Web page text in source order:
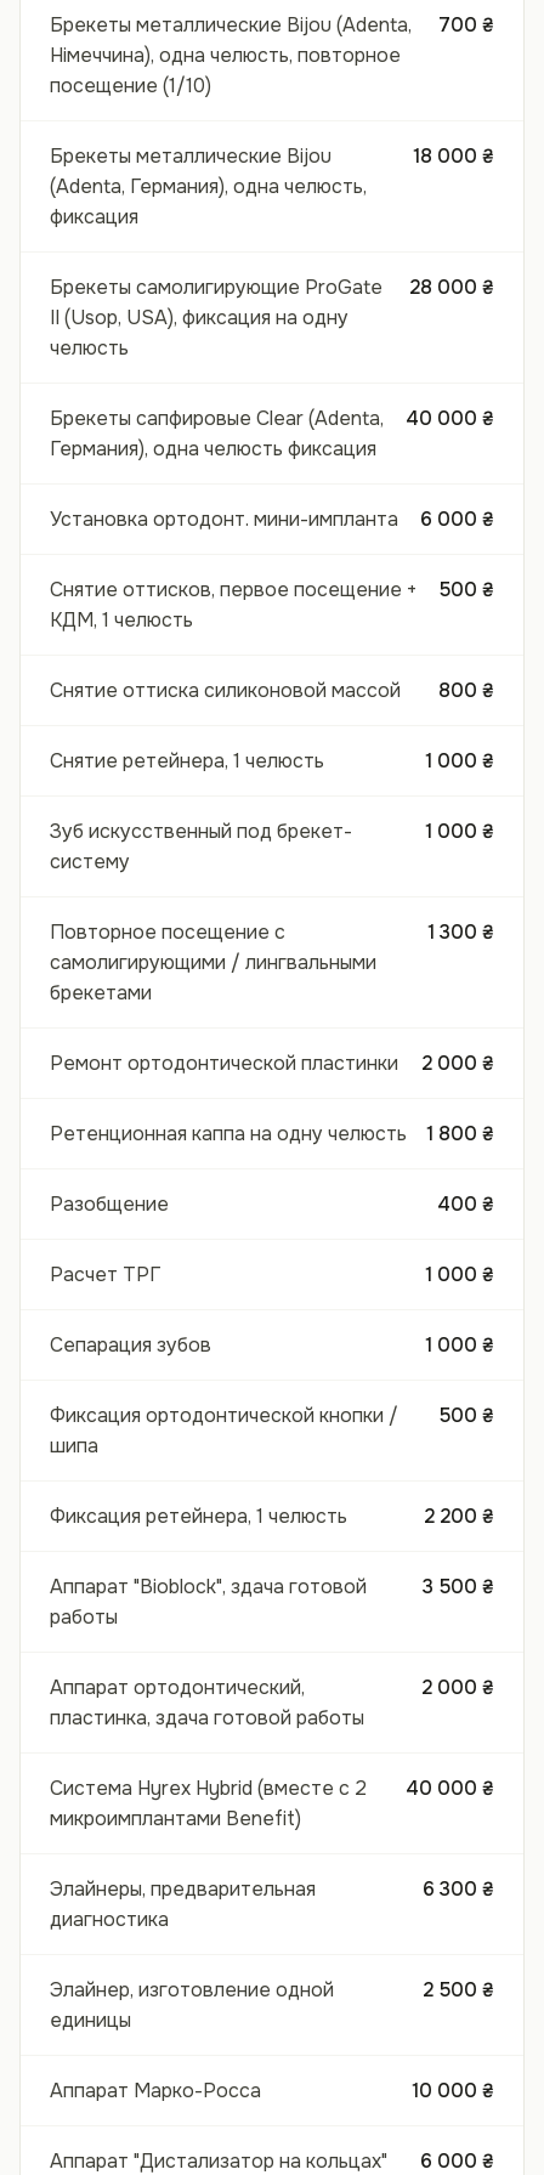
Брекеты металлические Bijou (Adenta,
Німеччина), одна челюсть, повторное
посещение (1/10)
700 ₴
Брекеты металлические Bijou
(Adenta, Германия), одна челюсть,
фиксация
18 000 ₴
Брекеты самолигирующие ProGate
II (Usop, USA), фиксация на одну
челюсть
28 000 ₴
Брекеты сапфировые Clear (Adenta,
Германия), одна челюсть фиксация
40 000 ₴
Установка ортодонт. мини-импланта 6 000 ₴
Снятие оттисков, первое посещение +
КДМ, 1 челюсть
500 ₴
Снятие оттиска силиконовой массой 800 ₴
Снятие ретейнера, 1 челюсть 1 000 ₴
Зуб искусственный под брекет-
систему
1 000 ₴
Повторное посещение с
самолигирующими / лингвальными
брекетами
1 300 ₴
Ремонт ортодонтической пластинки 2 000 ₴
Ретенционная каппа на одну челюсть 1 800 ₴
Разобщение 400 ₴
Расчет ТРГ 1 000 ₴
Сепарация зубов 1 000 ₴
Фиксация ортодонтической кнопки /
шипа
500 ₴
Фиксация ретейнера, 1 челюсть 2 200 ₴
Аппарат "Bioblock", здача готовой
работы
3 500 ₴
Аппарат ортодонтический,
пластинка, здача готовой работы
2 000 ₴
Система Hyrex Hybrid (вместе с 2
микроимплантами Benefit)
40 000 ₴
Элайнеры, предварительная
диагностика
6 300 ₴
Элайнер, изготовление одной
единицы
2 500 ₴
Аппарат Марко-Росса 10 000 ₴
Аппарат "Дистализатор на кольцах" 6 000 ₴